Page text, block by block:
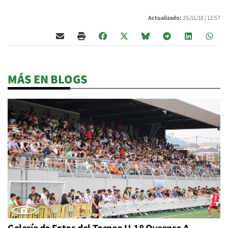
Actualizado: 25/11/18 | 12:57
MÁS EN BLOGS